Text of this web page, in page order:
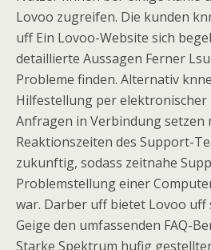
Lovoo zugreifen. Die kunden
uff Ein Lovoo-Website sich
detaillierte Aussagen Ferner
Probleme finden. Alternativ
Hilfestellung per
Anfragen in Verbindung setzen
Reaktionszeiten des Support-
zukunftig, sodass zeitnahe
Problemstellung einer
war. Darber uff bietet Lovoo uff
Geige den umfassenden FAQ-
Starke Spektrum hufig